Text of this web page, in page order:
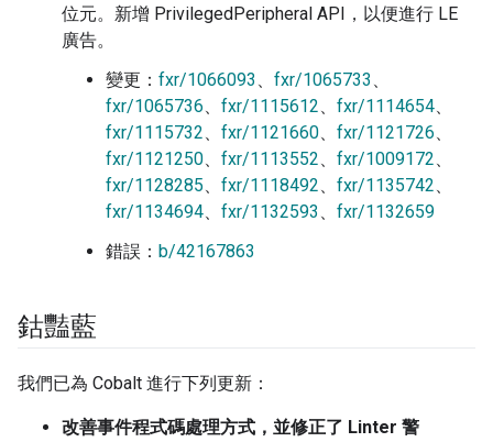
位元。新增 PrivilegedPeripheral API，以便進行 LE
廣告。
變更： fxr/1066093 、 fxr/1065733 、
fxr/1065736、 fxr/1115612、 fxr/1114654、
fxr/1115732、 fxr/1121660、 fxr/1121726、
fxr/1121250、 fxr/1113552、 fxr/1009172、
fxr/1128285、 fxr/1118492、 fxr/1135742、
fxr/1134694、 fxr/1132593 、 fxr/1132659
錯誤： b/42167863
鈷豔藍
我們已為 Cobalt 進行下列更新：
改善事件程式碼處理方式，並修正了 Linter 警